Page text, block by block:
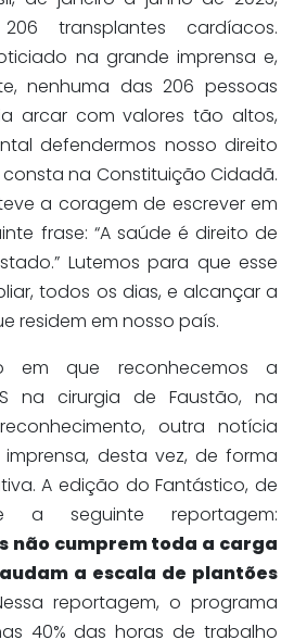
transplantes cardíacos.
na grande imprensa e,
nenhuma das 206 pessoas
arcar com valores tão altos,
defendermos nosso direito
na Constituição Cidadã.
a coragem de escrever em
frase: “A saúde é direito de
Lutemos para que esse
todos os dias, e alcançar a
residem em nosso país.
em que reconhecemos a
na cirurgia de Faustão, na
outra notícia
desta vez, de forma
A edição do Fantástico, de
a seguinte reportagem:
não cumprem toda a carga
a escala de plantões
reportagem, o programa
40% das horas de trabalho